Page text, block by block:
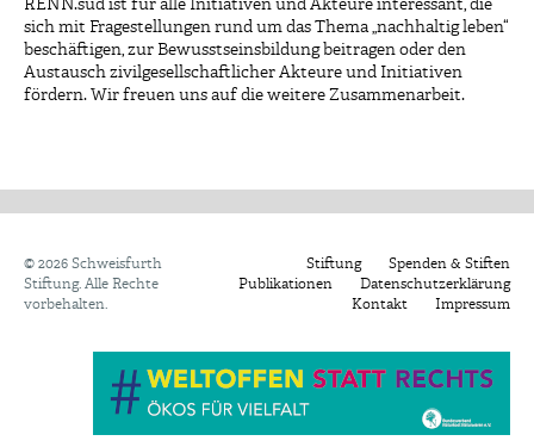
RENN.süd ist für alle Initiativen und Akteure interessant, die
sich mit Fragestellungen rund um das Thema „nachhaltig leben“
beschäftigen, zur Bewusstseinsbildung beitragen oder den
Austausch zivilgesellschaftlicher Akteure und Initiativen
fördern. Wir freuen uns auf die weitere Zusammenarbeit.
© 2026 Schweisfurth
Stiftung. Alle Rechte
vorbehalten.
Stiftung
Spenden & Stiften
Publikationen
Datenschutzerklärung
Kontakt
Impressum